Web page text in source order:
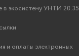
в экосистему УНТИ 20.35
и оплаты электронных